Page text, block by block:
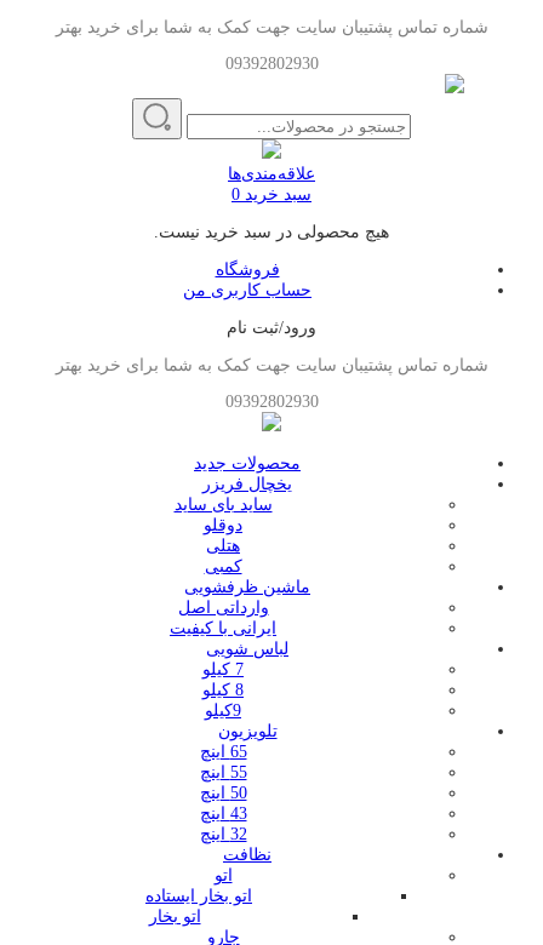
شماره تماس پشتیبان سایت جهت کمک به شما برای خرید بهتر
09392802930
علاقه‌مندی‌ها
سبد خرید 0
هیچ محصولی در سبد خرید نیست.
فروشگاه
حساب کاربری من
ورود/ثبت نام
شماره تماس پشتیبان سایت جهت کمک به شما برای خرید بهتر
09392802930
محصولات جدید
یخچال فریزر
ساید بای ساید
دوقلو
هتلی
کمبی
ماشین ظرفشویی
وارداتی اصل
ایرانی با کیفیت
لباس شویی
7 کیلو
8 کیلو
9کیلو
تلویزیون
65 اینچ
55 اینچ
50 اینچ
43 اینچ
32 اینچ
نظافت
اتو
اتو بخار ایستاده
اتو بخار
جارو